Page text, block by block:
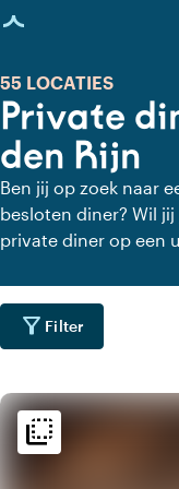
geladen
Private
den Rijn
55 LOCATIES
Ben jij op zoek naar
besloten diner? Wil
private diner op een
Alphen aan den Rijn
alle private dining
private diner.
filter_alt Filter
flip_to_back
flip_to_back